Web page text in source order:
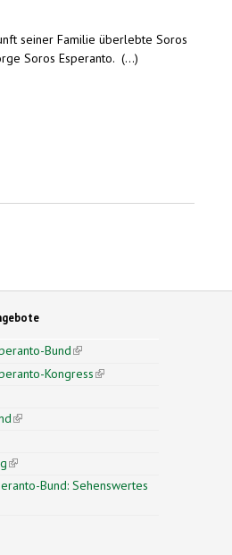
seiner Familie überlebte Soros
Soros Esperanto. (...)
Bund(link is external)
Kongress(link is external)
is external)
(link is external)
is external)
(link is external)
Bund: Sehenswertes